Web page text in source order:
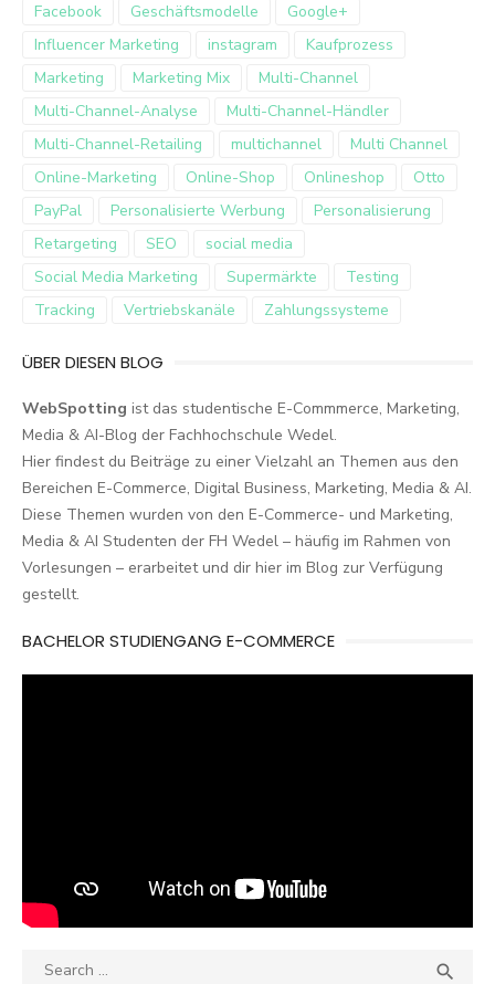
Facebook Geschäftsmodelle
Google+
Influencer Marketing
instagram
Kaufprozess
Marketing
Marketing Mix
Multi-Channel
Multi-Channel-Analyse
Multi-Channel-Händler
Multi-Channel-Retailing
multichannel
Multi Channel
Online-Marketing
Online-Shop Onlineshop
Otto
PayPal
Personalisierte Werbung
Personalisierung
Retargeting
SEO
social media
Social Media Marketing
Supermärkte
Testing
Tracking
Vertriebskanäle Zahlungssysteme
ÜBER DIESEN BLOG
WebSpotting ist das studentische E-Commmerce, Marketing,
Media & AI-Blog der Fachhochschule Wedel.
Hier findest du Beiträge zu einer Vielzahl an Themen aus den
Bereichen E-Commerce, Digital Business, Marketing, Media & AI.
Diese Themen wurden von den E-Commerce- und Marketing,
Media & AI Studenten der FH Wedel – häufig im Rahmen von
Vorlesungen – erarbeitet und dir hier im Blog zur Verfügung
gestellt.
BACHELOR STUDIENGANG E-COMMERCE
Search
